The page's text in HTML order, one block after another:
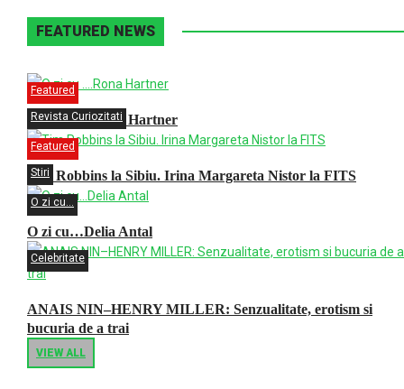
FEATURED NEWS
Featured
Revista Curiozitati
O zi cu ….Rona Hartner
Featured
Stiri
Tim Robbins la Sibiu. Irina Margareta Nistor la FITS
O zi cu...
O zi cu…Delia Antal
Celebritate
ANAIS NIN–HENRY MILLER: Senzualitate, erotism si
bucuria de a trai
VIEW ALL